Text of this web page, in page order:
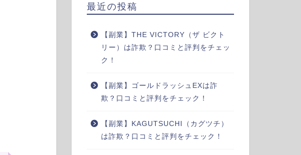
最近の投稿
【副業】THE VICTORY（ザ ビクト
リー）は詐欺？口コミと評判をチェッ
ク！
【副業】ゴールドラッシュEXは詐
欺？口コミと評判をチェック！
【副業】KAGUTSUCHI（カグツチ）
は詐欺？口コミと評判をチェック！